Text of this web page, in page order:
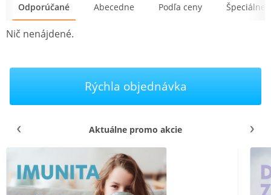
Odporúčané Abecedne Podľa ceny Špeciálne
Nič nenájdené.
Rýchla objednávka
Aktuálne promo akcie